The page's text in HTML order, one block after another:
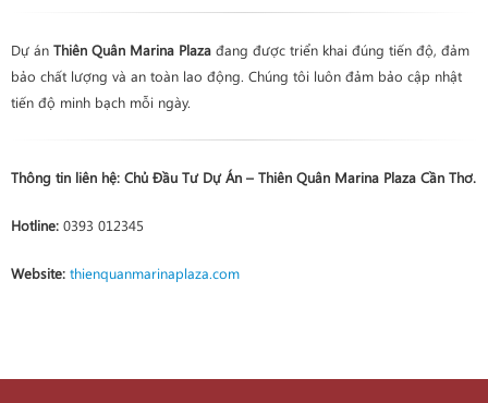
Dự án Thiên Quân Marina Plaza đang được triển khai đúng tiến độ, đảm
bảo chất lượng và an toàn lao động. Chúng tôi luôn đảm bảo cập nhật
tiến độ minh bạch mỗi ngày.
Thông tin liên hệ: Chủ Đầu Tư Dự Án – Thiên Quân Marina Plaza Cần Thơ.
Hotline: 0393 012345
Website: thienquanmarinaplaza.com